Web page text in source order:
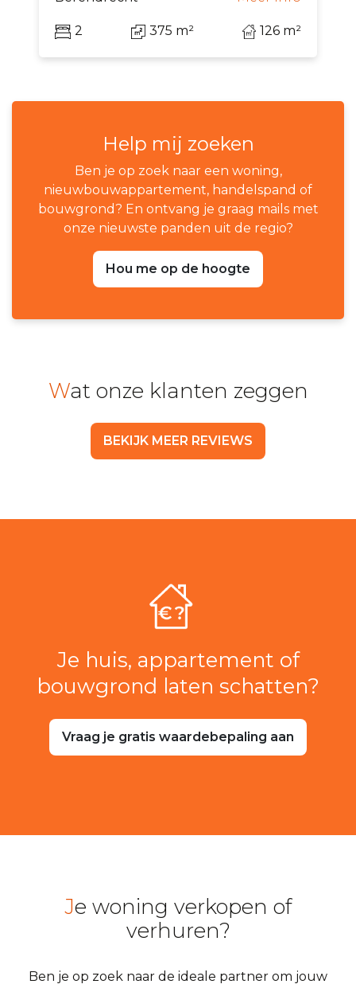
2 375 m² 126 m²
Help mij zoeken
Ben je op zoek naar een woning,
nieuwbouwappartement, handelspand of
bouwgrond? En ontvang je graag mails met
onze nieuwste panden uit de regio?
Hou me op de hoogte
Wat onze klanten zeggen
BEKIJK MEER REVIEWS
Je huis, appartement of
bouwgrond laten schatten?
Vraag je gratis waardebepaling aan
Je woning verkopen of
verhuren?
Ben je op zoek naar de ideale partner om jouw